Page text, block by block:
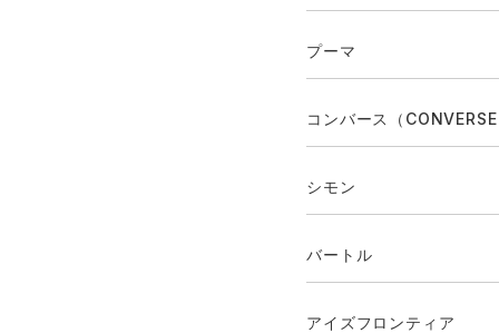
プーマ
コンバース（
シモン
バートル
アイズフロンティア